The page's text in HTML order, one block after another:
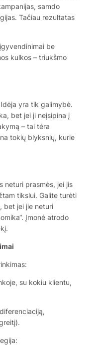
samdo
Tačiau rezultatas
be
kulkos – triukšmo
yra tik galimybė.
bet jei ji neįsipina į
– tai tėra
tokių blyksnių, kurie
neturi prasmės, jei jis
tikslui. Galite turėti
bet jei jie neturi
Įmonė atrodo
su kokiu klientu,